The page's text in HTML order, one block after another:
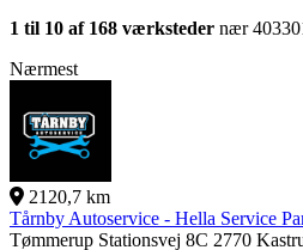
1 til 10 af 168 værksteder nær
Nærmest
2120,7 km
Tårnby Autoservice - Hella Service
Tømmerup Stationsvej 8C 2770